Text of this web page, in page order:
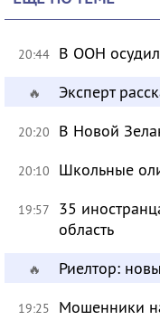
20:44 В ООН
🔥 Эксперт
20:20 В Новой
20:10 Школьные
19:57
35
область
🔥 Риелтор:
19:25 Мошенники